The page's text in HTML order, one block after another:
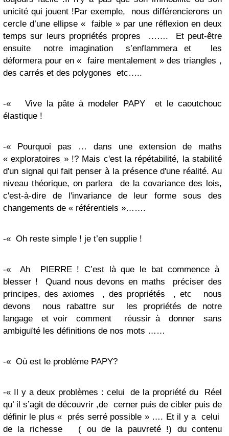
unicité qui jouent !Par exemple, nous différencierons un
cercle d’une ellipse « faible » par une réflexion en deux
temps sur leurs propriétés propres ……. Et peut-être
ensuite notre imagination s’enflammera et les
déformera pour en « faire mentalement » des triangles ,
des carrés et des polygones etc…..
-« Vive la pâte à modeler PAPY et le caoutchouc
élastique !
-« Pourquoi pas … dans une extension de maths
« exploratoires » !? Mais c'est la répétabilité, la stabilité
d'un signal qui fait penser à la présence d'une réalité. Au
niveau théorique, on parlera de la covariance des lois,
c'est-à-dire de l'invariance de leur forme sous des
changements de « référentiels »…….
-« Oh reste simple ! je t’en supplie !
-« Ah PIERRE ! C’est là que le bat commence à
blesser ! Quand nous devons en maths préciser des
principes, des axiomes , des propriétés , etc nous
devons nous rabattre sur les propriétés de notre
langage et voir comment réussir à donner sans
ambiguïté les définitions de nos mots ……
-« Où est le problème PAPY?
-« Il y a deux problèmes : celui de la propriété du Réel
qu’ il s’agit de découvrir ,de cerner puis de cibler puis de
définir le plus « prés serré possible » …. Et il y a celui
de la richesse ( ou de la pauvreté !) du contenu